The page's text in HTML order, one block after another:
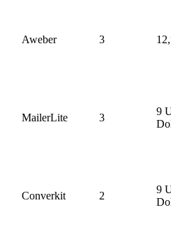
Aweber 3
MailerLite 3
9
Converkit 2
9